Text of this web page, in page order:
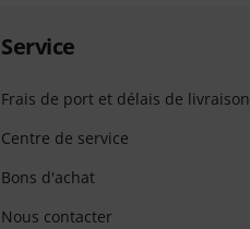
Service
Frais de port et délais de livraison
Centre de service
Bons d'achat
Nous contacter